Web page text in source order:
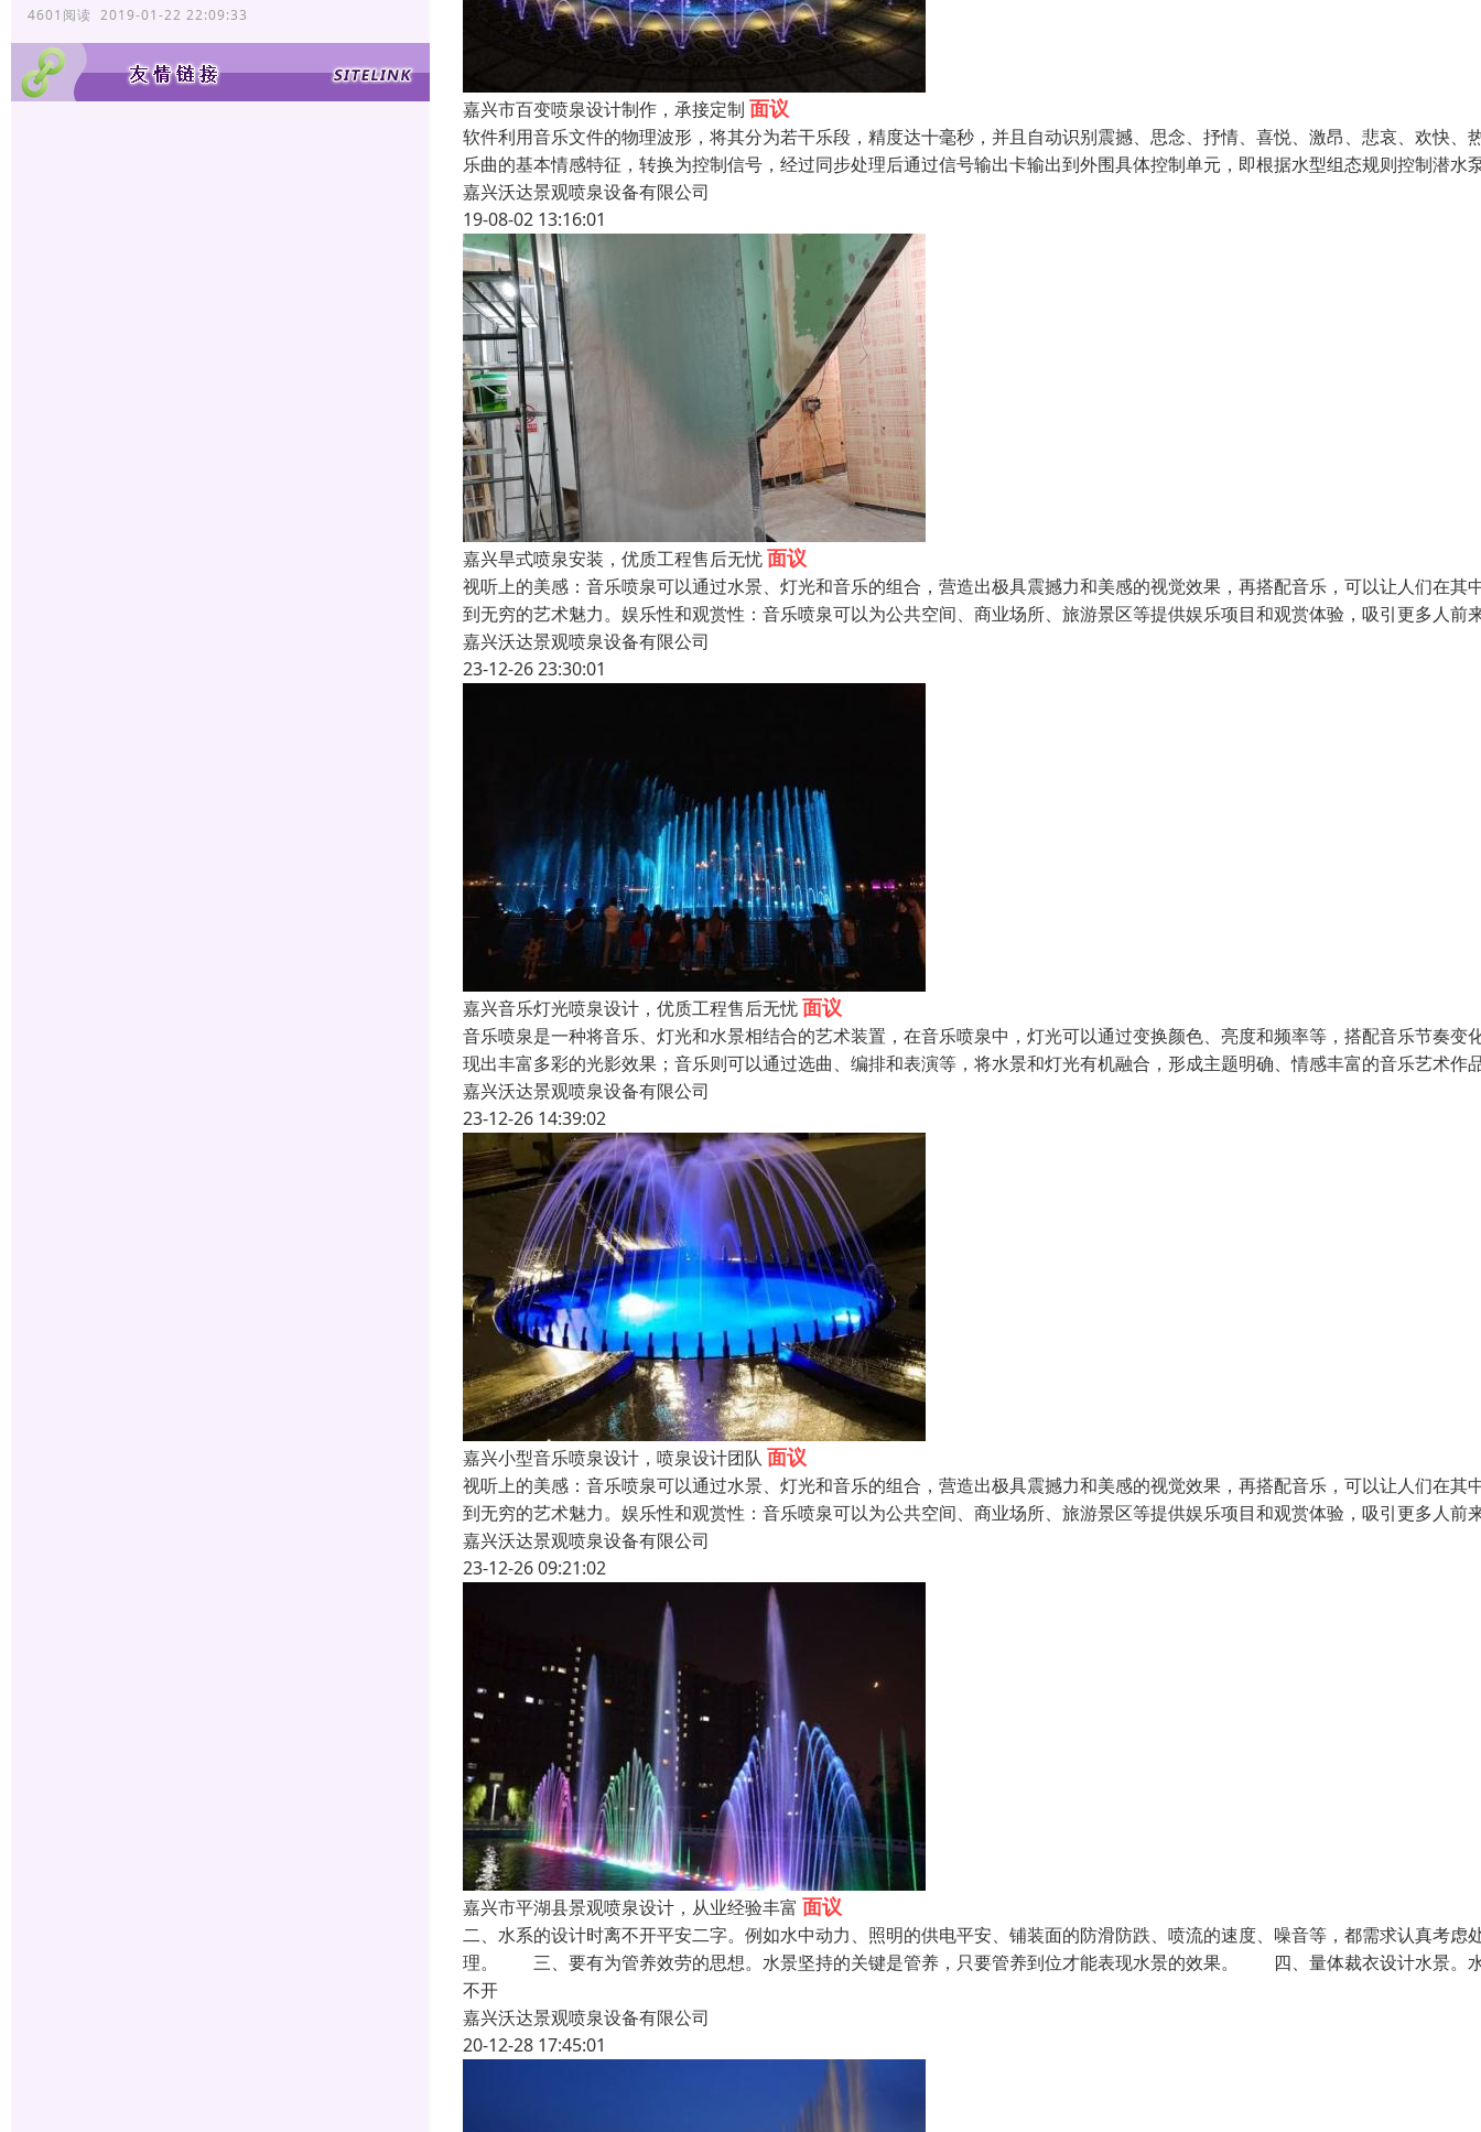
4601阅读 2019-01-22 22:09:33
嘉兴市百变喷泉设计制作，承接定制 面议
软件利用音乐文件的物理波形，将其分为若干乐段，精度达十毫秒，并且自动识别震撼、思念、抒情、喜悦、激昂、悲哀、欢快、
乐曲的基本情感特征，转换为控制信号，经过同步处理后通过信号输出卡输出到外围具体控制单元，即根据水型组态规则控制潜水
嘉兴沃达景观喷泉设备有限公司
19-08-02 13:16:01
嘉兴旱式喷泉安装，优质工程售后无忧面议
视听上的美感：音乐喷泉可以通过水景、灯光和音乐的组合，营造出极具震撼力和美感的视觉效果，再搭配音乐，可以让人们在其
到无穷的艺术魅力。娱乐性和观赏性：音乐喷泉可以为公共空间、商业场所、旅游景区等提供娱乐项目和观赏体验，吸引更多人前
嘉兴沃达景观喷泉设备有限公司
23-12-26 23:30:01
嘉兴音乐灯光喷泉设计，优质工程售后无忧面议
音乐喷泉是一种将音乐、灯光和水景相结合的艺术装置，在音乐喷泉中，灯光可以通过变换颜色、亮度和频率等，搭配音乐节奏变
现出丰富多彩的光影效果；音乐则可以通过选曲、编排和表演等，将水景和灯光有机融合，形成主题明确、情感丰富的音乐艺术作
嘉兴沃达景观喷泉设备有限公司
23-12-26 14:39:02
嘉兴小型音乐喷泉设计，喷泉设计团队 面议
视听上的美感：音乐喷泉可以通过水景、灯光和音乐的组合，营造出极具震撼力和美感的视觉效果，再搭配音乐，可以让人们在其
到无穷的艺术魅力。娱乐性和观赏性：音乐喷泉可以为公共空间、商业场所、旅游景区等提供娱乐项目和观赏体验，吸引更多人前
嘉兴沃达景观喷泉设备有限公司
23-12-26 09:21:02
嘉兴市平湖县景观喷泉设计，从业经验丰富 面议
二、水系的设计时离不开平安二字。例如水中动力、照明的供电平安、铺装面的防滑防跌、喷流的速度、噪音等，都需求认真考虑
理。 三、要有为管养效劳的思想。水景坚持的关键是管养，只要管养到位才能表现水景的效果。 四、量体裁衣设计水景。
不开
嘉兴沃达景观喷泉设备有限公司
20-12-28 17:45:01